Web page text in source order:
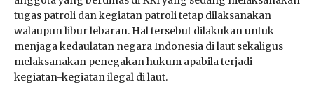
tugas patroli dan kegiatan patroli tetap dilaksanakan
walaupun libur lebaran. Hal tersebut dilakukan untuk
menjaga kedaulatan negara Indonesia di laut sekaligus
melaksanakan penegakan hukum apabila terjadi
kegiatan-kegiatan ilegal di laut.